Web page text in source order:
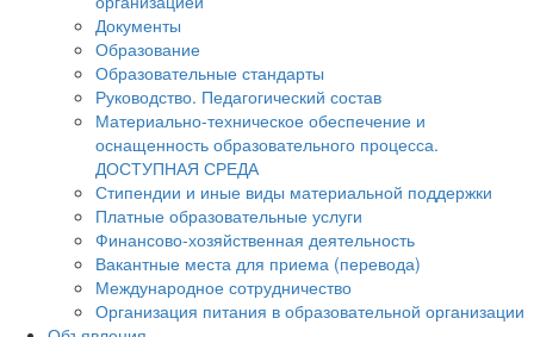
Документы
Образование
Образовательные стандарты
Руководство. Педагогический состав
Материально-техническое обеспечение и
оснащенность образовательного процесса.
ДОСТУПНАЯ СРЕДА
Стипендии и иные виды материальной поддержки
Платные образовательные услуги
Финансово-хозяйственная деятельность
Вакантные места для приема (перевода)
Международное сотрудничество
Организация питания в образовательной организации